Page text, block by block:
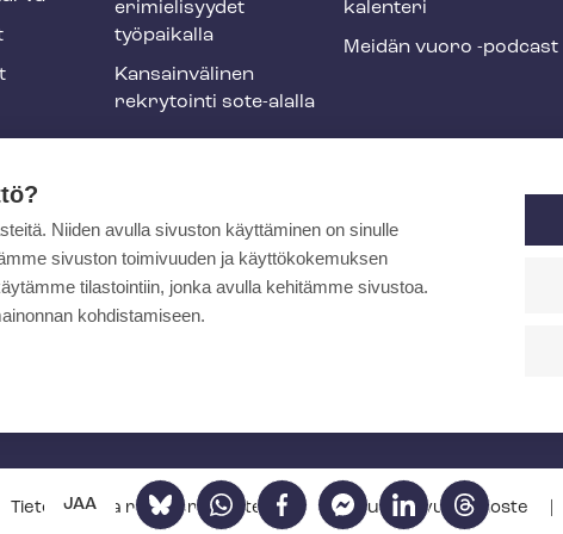
JAA BlueskyWhatsAppFacebookFacebookLinkedInThreads
erimielisyydet
työpaikalla
Kansainvälinen
rekrytointi sote-alalla
ka­len­te­ri
Meidän vuoro -podcast
Tietosuoja- ja re­kis­te­ri­se­los­teet Saa­vu­tet­ta­vuus­se­los­te
Niiden avulla sivuston käyttäminen on sinulle
sivuston toimivuuden ja käyttökokemuksen
tilastointiin, jonka avulla kehitämme sivustoa.
kohdistamiseen.